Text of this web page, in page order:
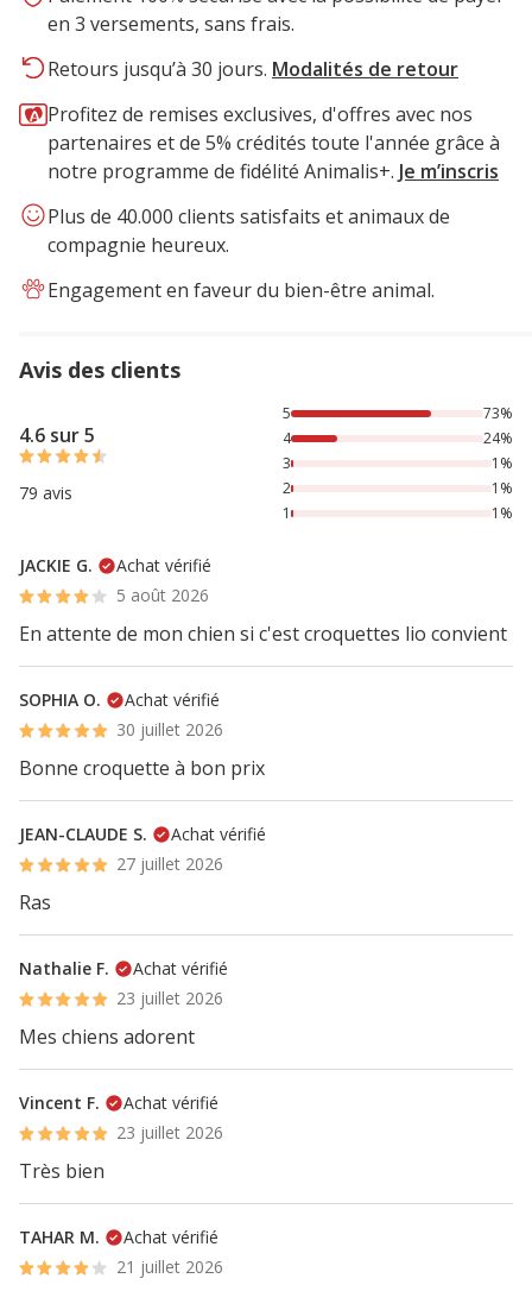
en 3 versements, sans frais.
Retours jusqu’à 30 jours. Modalités de retour
Profitez de remises exclusives, d'offres avec nos
partenaires et de 5% crédités toute l'année grâce à
notre programme de fidélité Animalis+. Je m’inscris
Plus de 40.000 clients satisfaits et animaux de
compagnie heureux.
Engagement en faveur du bien-être animal.
Avis des clients
4.6 sur 5
79 avis
73% des personnes lont noté avec {1} étoiles, 24% des
5
73%
4
24%
3
1%
2
1%
1
1%
JACKIE G.
Achat vérifié
5 août 2026
En attente de mon chien si c'est croquettes lio convient
SOPHIA O.
Achat vérifié
30 juillet 2026
Bonne croquette à bon prix
JEAN-CLAUDE S.
Achat vérifié
27 juillet 2026
Ras
Nathalie F.
Achat vérifié
23 juillet 2026
Mes chiens adorent
Vincent F.
Achat vérifié
23 juillet 2026
Très bien
TAHAR M.
Achat vérifié
21 juillet 2026